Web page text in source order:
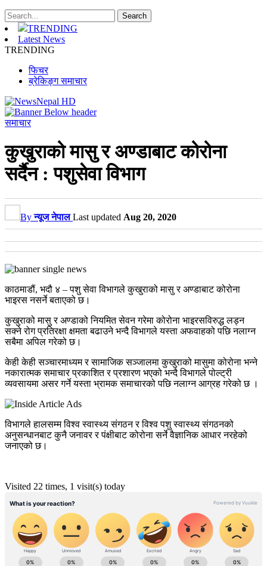
TRENDING
Latest News
TRENDING
फिचर
ब्रेकिङ्ग समाचार
समाचार
कुखुराको मासु र अण्डाबाट कोरोना
सर्दैन : पशुसेवा विभाग
Byन्यूज नेपाल Last updated Aug 20, 2020
काठमाडौं, भदौ ४ – पशु सेवा विभागले कुखुराको मासु र अण्डाबाट कोरोना
भाइरस नसर्ने बताएको छ।
कुखुराको मासु र अण्डाको नियमित सेवन गरेमा कोरोना भाइरसविरुद्ध लड्न
सक्ने रोग प्रतिरक्षा क्षमता बढाउने भन्दै विभागले यस्ता अफवाहको पछि नलाग्न
सबैमा अपिल गरेको छ।
केही केही सञ्चारमाध्यम र सामाजिक सञ्जालमा कुखुराको मासुमा कोरोना भन्ने
नकारात्मक समाचार प्रकाशित र प्रशारण भएको भन्दै विभागले पोल्ट्री
व्यवसायमा असर गर्ने यस्ता भ्रामक समाचारको पछि नलाग्न आग्रह गरेको छ ।
विभागले हालसम्म विश्व स्वास्थ्य संगठन र विश्व पशु स्वास्थ्य संगठनको
अनुसन्धानबाट कुनै जनावर र पंक्षीबाट कोरोना सर्ने वैज्ञानिक आधार नरहेको
जनाएको छ।
Visited 22 times, 1 visit(s) today